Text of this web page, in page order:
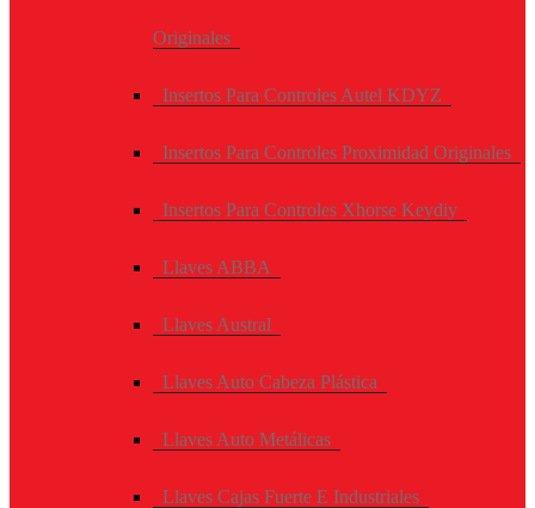
Originales
Insertos Para Controles Autel KDYZ
Insertos Para Controles Proximidad Originales
Insertos Para Controles Xhorse Keydiy
Llaves ABBA
Llaves Austral
Llaves Auto Cabeza Plástica
Llaves Auto Metálicas
Llaves Cajas Fuerte E Industriales